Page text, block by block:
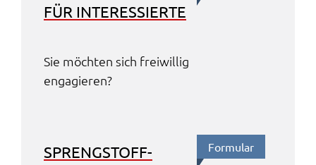
FÜR INTER­ES­SIER­TE
Sie möch­ten sich frei­wil­lig
enga­gie­ren?
SPRENG­STOFF­
Formu­lar